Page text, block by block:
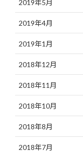
2019年5月
2019年4月
2019年1月
2018年12月
2018年11月
2018年10月
2018年8月
2018年7月